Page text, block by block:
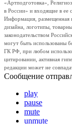
«Артподготовка»,
в России» и входящие в ее
Информация, размещенная
дизайна, логотипы,
законодательством
могут быть использованы
ГК РФ, при любом
цитировании, активная
редакции может не
Сообщение
play
pause
mute
unmute